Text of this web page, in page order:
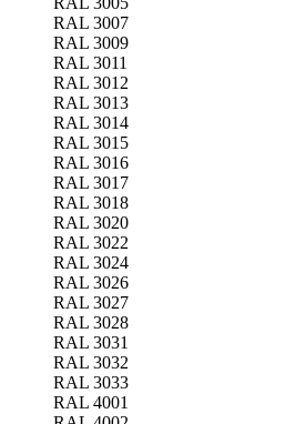
RAL 3007
RAL 3009
RAL 3011
RAL 3012
RAL 3013
RAL 3014
RAL 3015
RAL 3016
RAL 3017
RAL 3018
RAL 3020
RAL 3022
RAL 3024
RAL 3026
RAL 3027
RAL 3028
RAL 3031
RAL 3032
RAL 3033
RAL 4001